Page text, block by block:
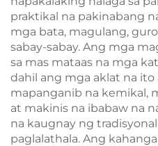
praktikal na pakinabang
mga bata, magulang,
sabay-sabay. Ang mga
sa mas mataas na mga
dahil ang mga aklat na
mapanganib na kemikal,
at makinis na ibabaw na
na kaugnay ng
paglalathala. Ang